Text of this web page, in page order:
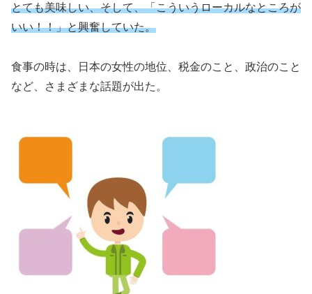
とても美味しい、そして、「こういうローカルなところが
いい！！」と興奮していた。
食事の時は、日本の女性の地位、税金のこと、政治のこと
など、さまざまな話題が出た。